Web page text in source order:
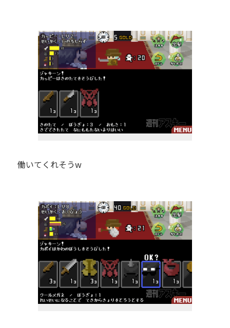
働いてくれそうw